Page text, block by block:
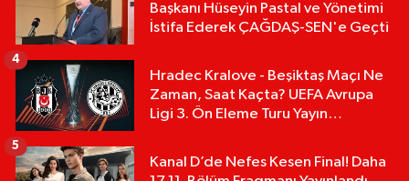
Başkanı Hüseyin Pastal ve Yönetimi
İstifa Ederek ÇAĞDAŞ-SEN'e Geçti
Hradec Kralove - Beşiktaş Maçı Ne
Zaman, Saat Kaçta? UEFA Avrupa
Ligi 3. Ön Eleme Turu Yayın
4
Kanal D’de Nefes Kesen Final! Daha
5